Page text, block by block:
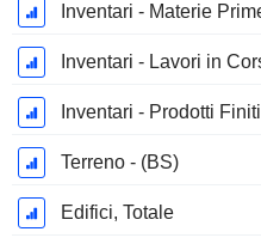
Inventari - Materie
Inventari - Lavori in
Inventari - Prodotti
Terreno - (BS)
Edifici, Totale